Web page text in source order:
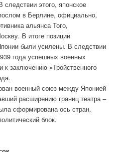
этого, японское
в Берлине, официально,
альянса Того,
В итоге позиции
были усилены. В следствии
года успешных военных
к заключению «Тройственного
военный союз между Японией
расширению границ театра –
сформирована ось стран,
блок.